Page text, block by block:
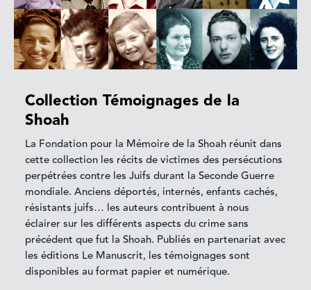
Collection Témoignages de la
Shoah
La Fondation pour la Mémoire de la Shoah réunit dans
cette collection les récits de victimes des persécutions
perpétrées contre les Juifs durant la Seconde Guerre
mondiale. Anciens déportés, internés, enfants cachés,
résistants juifs… les auteurs contribuent à nous
éclairer sur les différents aspects du crime sans
précédent que fut la Shoah. Publiés en partenariat avec
les éditions Le Manuscrit, les témoignages sont
disponibles au format papier et numérique.